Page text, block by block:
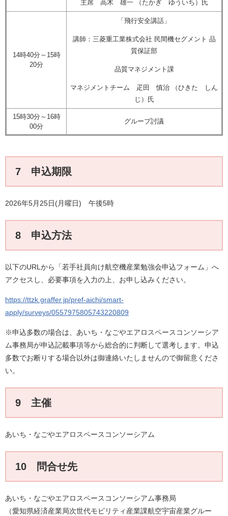
主席 高木 雄一 （たかぎ ゆういち）氏
14時40分～15時
20分
「飛行安全講話」
講師：三菱重工業株式会社 民間機セグメント 品
質保証部
品質マネジメント課
マネジメントチーム 疋田 慎治 （ひきた しん
じ）氏
15時30分～16時
00分
グループ討議
7 申込期限
2026年5月25日(月曜日) 午後5時
8 申込方法
以下のURLから「若手社員向け航空機産業勉強会申込フォーム」へ
アクセスし、必要事項を入力の上、お申し込みください。
https://ttzk.graffer.jp/pref-aichi/smart-
apply/surveys/0557975805743220809
※申込多数の場合は、あいち・なごやエアロスペースコンソーシア
ム事務局が申込記載事項等から総合的に判断して選考します。申込
多数でお断りする場合以外は御連絡いたしませんので御留意くださ
い。
9 主催
あいち・なごやエアロスペースコンソーシアム
10 問合せ先
あいち・なごやエアロスペースコンソーシアム事務局
（愛知県経済産業局次世代モビリティ産業課航空宇宙産業グルー